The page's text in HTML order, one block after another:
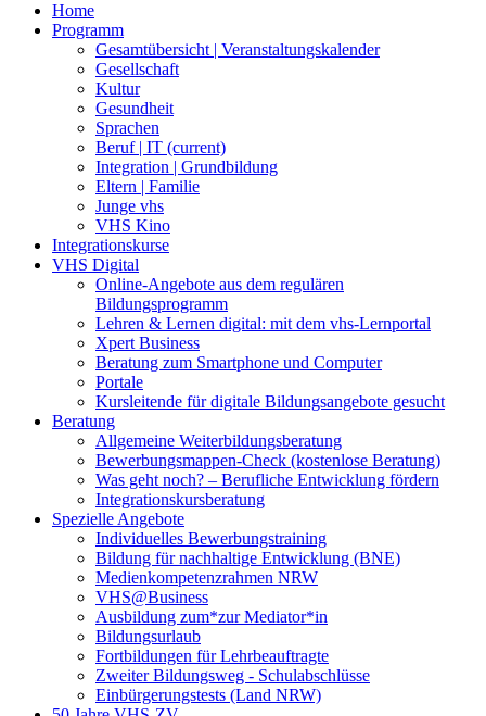
Home
Programm
Gesamtübersicht | Veranstaltungskalender
Gesellschaft
Kultur
Gesundheit
Sprachen
Beruf | IT (current)
Integration | Grundbildung
Eltern | Familie
Junge vhs
VHS Kino
Integrationskurse
VHS Digital
Online-Angebote aus dem regulären
Bildungsprogramm
Lehren & Lernen digital: mit dem vhs-Lernportal
Xpert Business
Beratung zum Smartphone und Computer
Portale
Kursleitende für digitale Bildungsangebote gesucht
Beratung
Allgemeine Weiterbildungsberatung
Bewerbungsmappen-Check (kostenlose Beratung)
Was geht noch? – Berufliche Entwicklung fördern
Integrationskursberatung
Spezielle Angebote
Individuelles Bewerbungstraining
Bildung für nachhaltige Entwicklung (BNE)
Medienkompetenzrahmen NRW
VHS@Business
Ausbildung zum*zur Mediator*in
Bildungsurlaub
Fortbildungen für Lehrbeauftragte
Zweiter Bildungsweg - Schulabschlüsse
Einbürgerungstests (Land NRW)